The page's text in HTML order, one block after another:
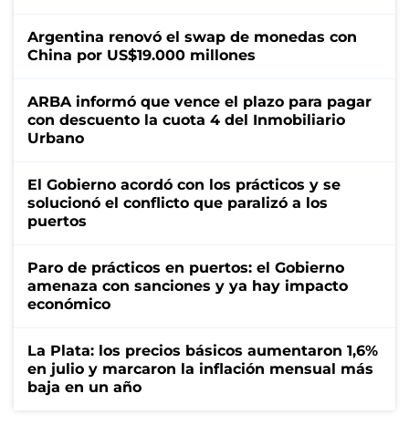
Argentina renovó el swap de monedas con
China por US$19.000 millones
ARBA informó que vence el plazo para pagar
con descuento la cuota 4 del Inmobiliario
Urbano
El Gobierno acordó con los prácticos y se
solucionó el conflicto que paralizó a los
puertos
Paro de prácticos en puertos: el Gobierno
amenaza con sanciones y ya hay impacto
económico
La Plata: los precios básicos aumentaron 1,6%
en julio y marcaron la inflación mensual más
baja en un año